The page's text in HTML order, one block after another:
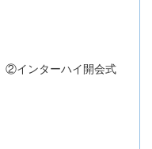
ターハイ開会式